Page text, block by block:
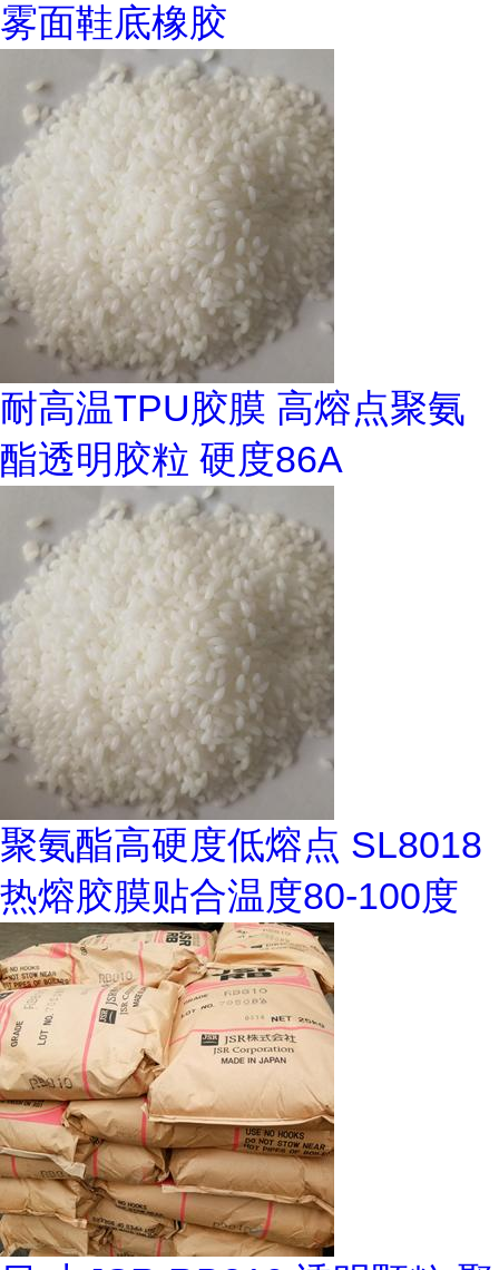
雾面鞋底橡胶
耐高温TPU胶膜 高熔点聚氨
酯透明胶粒 硬度86A
聚氨酯高硬度低熔点 SL8018
热熔胶膜贴合温度80-100度